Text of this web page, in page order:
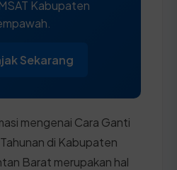
Kabupaten
Sekarang
mengenai Cara Ganti
di Kabupaten
Barat merupakan hal